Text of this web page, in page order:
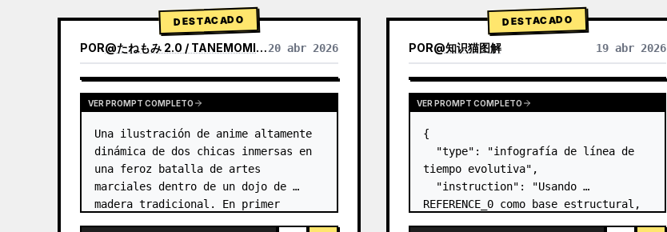
DESTACADO
POR@たねもみ 2.0 / TANEMOMI VER2.0 20 abr 2026
VER PROMPT COMPLETO
Una ilustración de anime altamente
dinámica de dos chicas inmersas en
una feroz batalla de artes
marciales dentro de un dojo de
madera tradicional. En primer
DESTACADO
POR@知识猫图解 19 abr 2026
VER PROMPT COMPLETO
{
  "type": "infografía de línea de
tiempo evolutiva",
  "instruction": "Usando
REFERENCE_0 como base estructural,